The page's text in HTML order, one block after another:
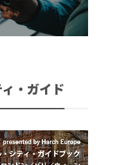
・ガイド